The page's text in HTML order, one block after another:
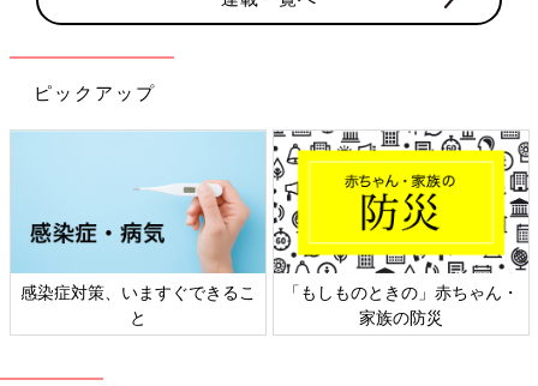
ピックアップ
感染症対策、いますぐできるこ
と
「もしものときの」赤ちゃん・
家族の防災